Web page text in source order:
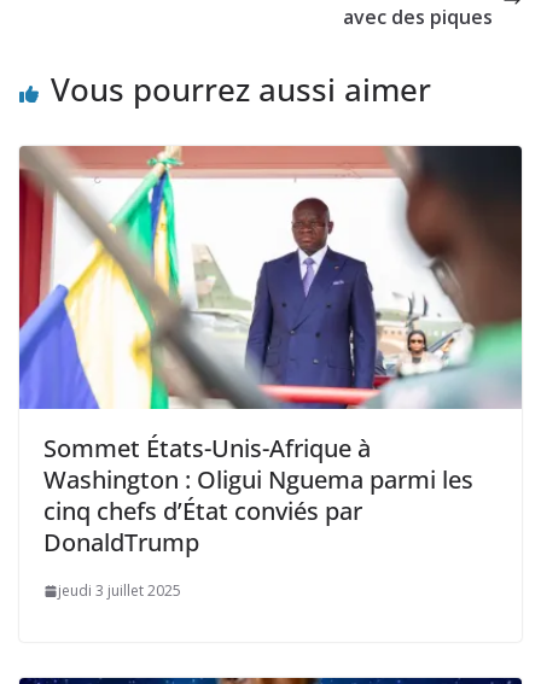
avec des piques
Vous pourrez aussi aimer
Sommet États-Unis-Afrique à
Washington : Oligui Nguema parmi les
cinq chefs d’État conviés par
DonaldTrump
jeudi 3 juillet 2025